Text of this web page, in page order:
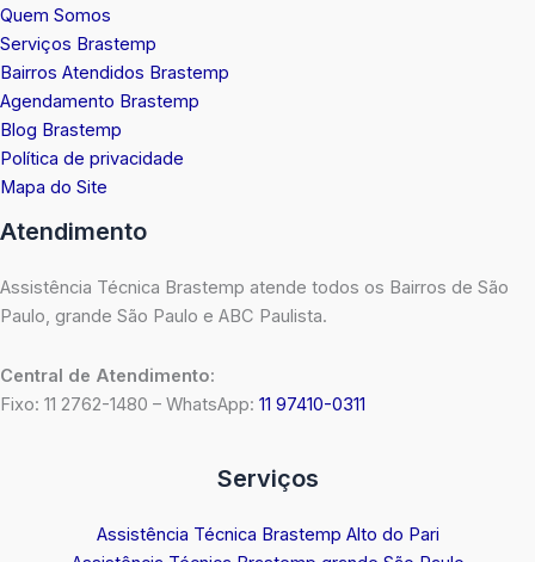
Quem Somos
Serviços Brastemp
Bairros Atendidos Brastemp
Agendamento Brastemp
Blog Brastemp
Política de privacidade
Mapa do Site
Atendimento
Assistência Técnica Brastemp atende todos os Bairros de São
Paulo, grande São Paulo e ABC Paulista.
Central de Atendimento:
Fixo: 11 2762-1480 – WhatsApp: 11 97410-0311
Serviços
Assistência Técnica Brastemp Alto do Pari